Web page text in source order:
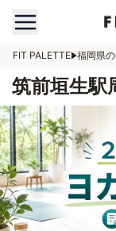
FIT PALETTE 福岡県
筑前垣生駅